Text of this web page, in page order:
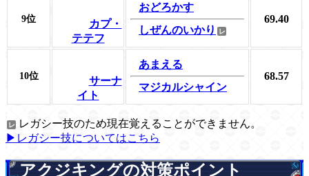
9位
カプ・
テテフ
おどろかす
しぜんのいかり
69.40
10位
サーナ
イト
あまえる
マジカルシャイン
68.57
レガシー技のため現在覚えることができません。
▶レガシー技についてはこちら
アクジキングの対策ポイント